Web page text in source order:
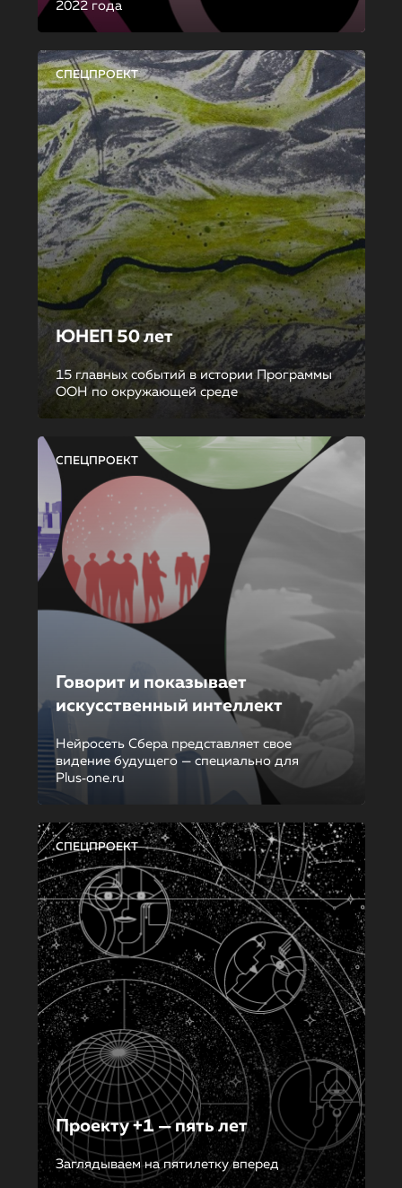
2022 года
СПЕЦПРОЕКТ
ЮНЕП 50 лет
15 главных событий в истории Программы
ООН по окружающей среде
СПЕЦПРОЕКТ
Говорит и показывает
искусственный интеллект
Нейросеть Сбера представляет свое
видение будущего — специально для
Plus‑one.ru
СПЕЦПРОЕКТ
Проекту +1 — пять лет
Заглядываем на пятилетку вперед